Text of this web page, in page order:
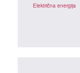
Električna energija